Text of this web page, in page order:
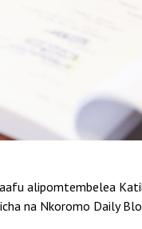
alipomtembelea
na Nkoromo Daily